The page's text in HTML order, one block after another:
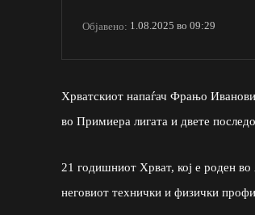
Објавено: 1.08.2025 во 09:29
Хрватскиот напаѓач Фрањо
во Примиера лигата и двете
21 годишниот Хрват, кој е роден
неговиот технички и физички